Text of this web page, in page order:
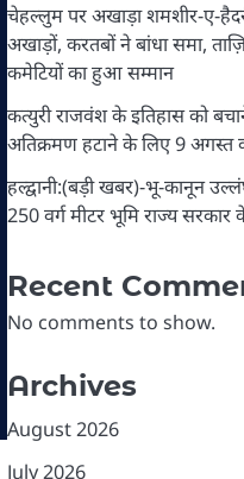
चेहल्लुम पर अखाड़ा शमशीर-ए-
अखाड़ों, करतबों ने बांधा समा,
कमेटियों का हुआ सम्मान
कत्युरी राजवंश के इतिहास को
अतिक्रमण हटाने के लिए 9 अगस्त
हल्द्वानी:(बड़ी खबर)-भू-कानून
250 वर्ग मीटर भूमि राज्य सरकार
Recent
No comments to show.
Archives
August 2026
July 2026